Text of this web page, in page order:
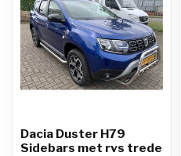
Dacia Duster H79
Sidebars met rvs trede